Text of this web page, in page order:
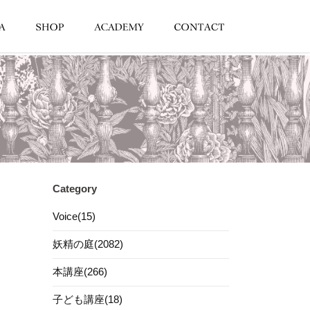
Category
Voice(15)
妖精の庭(2082)
本講座(266)
子ども講座(18)